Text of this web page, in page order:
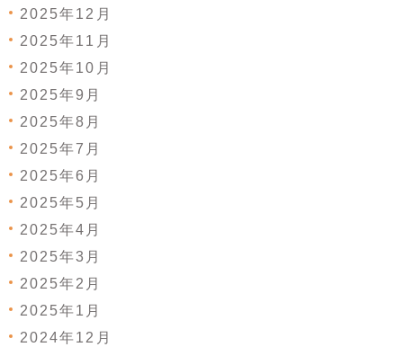
2025年12月
2025年11月
2025年10月
2025年9月
2025年8月
2025年7月
2025年6月
2025年5月
2025年4月
2025年3月
2025年2月
2025年1月
2024年12月